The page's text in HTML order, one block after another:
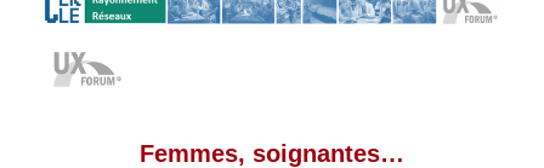
Femmes, soignantes…